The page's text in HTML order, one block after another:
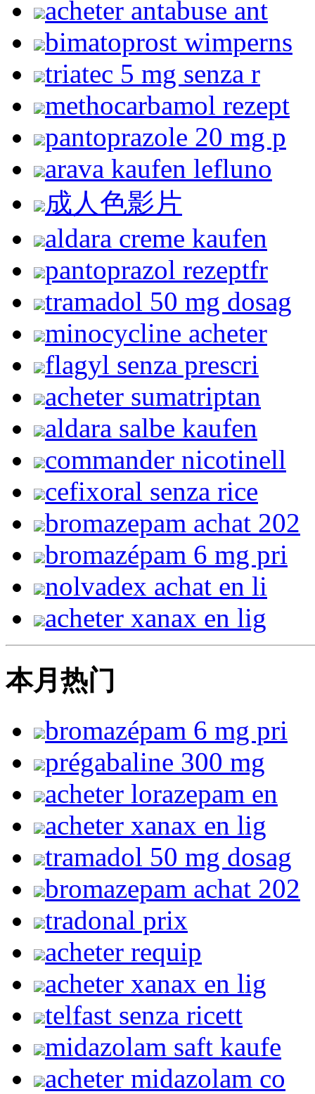
acheter antabuse ant
bimatoprost wimperns
triatec 5 mg senza r
methocarbamol rezept
pantoprazole 20 mg p
arava kaufen lefluno
成人色影片
aldara creme kaufen
pantoprazol rezeptfr
tramadol 50 mg dosag
minocycline acheter
flagyl senza prescri
acheter sumatriptan
aldara salbe kaufen
commander nicotinell
cefixoral senza rice
bromazepam achat 202
bromazépam 6 mg pri
nolvadex achat en li
acheter xanax en lig
本月热门
bromazépam 6 mg pri
prégabaline 300 mg
acheter lorazepam en
acheter xanax en lig
tramadol 50 mg dosag
bromazepam achat 202
tradonal prix
acheter requip
acheter xanax en lig
telfast senza ricett
midazolam saft kaufe
acheter midazolam co